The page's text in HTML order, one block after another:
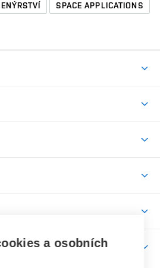
SPACE APPLICATIONS
roku
studentů
výzkumu
a osobních